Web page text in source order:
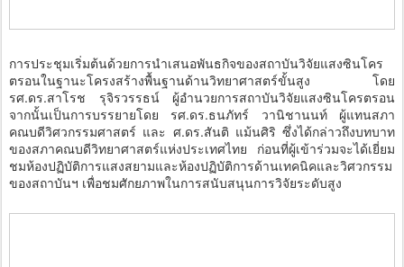
การประชุมเริ่มต้นด้วยการนำเสนอพันธกิจของสถาบันวิจัยแสงซินโคร
ตรอนในฐานะโครงสร้างพื้นฐานด้านวิทยาศาสตร์ขั้นสูง โดย
รศ.ดร.สาโรช รุจิรวรรธน์ ผู้อำนวยการสถาบันวิจัยแสงซินโครตรอน
จากนั้นเป็นการบรรยายโดย รศ.ดร.ธนภัทร์ วานิชานนท์ ผู้แทนสภา
คณบดีวิศวกรรมศาสตร์ และ ศ.ดร.สันติ แม้นศิริ ซึ่งได้กล่าวถึงบทบาท
ของสภาคณบดีวิทยาศาสตร์แห่งประเทศไทย ก่อนที่ผู้เข้าร่วมจะได้เยี่ยม
ชมห้องปฏิบัติการแสงสยามและห้องปฏิบัติการด้านเทคนิคและวิศวกรรม
ของสถาบันฯ เพื่อชมศักยภาพในการสนับสนุนการวิจัยระดับสูง